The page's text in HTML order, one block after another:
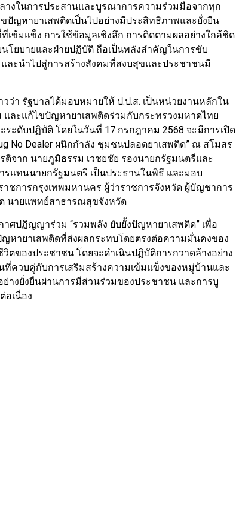
งในการประสานและบูรณาการความร่วมมือจากทุก
ปัญหายาเสพติดเป็นไปอย่างมีประสิทธิภาพและยั่งยืน
เข้มแข็ง การใช้ข้อมูลเชิงลึก การติดตามผลอย่างใกล้ชิด
โยบายและฝ่ายปฏิบัติ ถือเป็นพลังสำคัญในการขับ
ละนำไปสู่การสร้างสังคมที่สงบสุขและประชาชนมี
ว่า รัฐบาลได้มอบหมายให้ ป.ป.ส. เป็นหน่วยงานหลักใน
ละแก้ไขปัญหายาเสพติดร่วมกับกระทรวงมหาดไทย
ะดับปฏิบัติ โดยในวันที่ 17 กรกฎาคม 2568 จะมีการเปิด
No Dealer ผนึกกำลัง ชุมชนปลอดยาเสพติด” ณ สโมสร
ติจาก นายภูมิธรรม เวชยชัย รองนายกรัฐมนตรีและ
แทนนายกรัฐมนตรี เป็นประธานในพิธี และมอบ
ชการกรุงเทพมหานคร ผู้ว่าราชการจังหวัด ผู้บัญชาการ
นายแพทย์สาธารณสุขจังหวัด
ศปฏิญญาร่วม “รวมพลัง ยับยั้งปัญหายาเสพติด” เพื่อ
หายาเสพติดที่ส่งผลกระทบโดยตรงต่อความมั่นคงของ
ของประชาชน โดยจะดำเนินปฏิบัติการกวาดล้างอย่าง
ที่ควบคู่กับการเสริมสร้างความเข้มแข็งของหมู่บ้านและ
างยั่งยืนผ่านการมีส่วนร่วมของประชาชน และการบู
อเนื่อง